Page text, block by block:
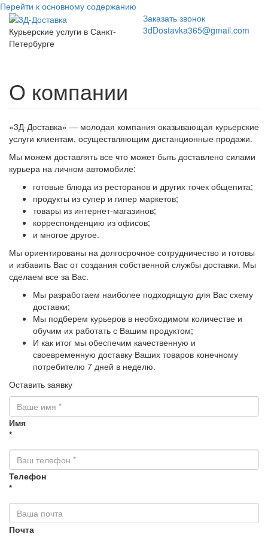
Перейти к основному содержанию
Курьерские услуги в Санкт-
Петербурге
Заказать звонок
3dDostavka365@gmail.com
О компании
«3Д-Доставка» — молодая компания оказывающая курьерские
услуги клиентам, осуществляющим дистанционные продажи.
Мы можем доставлять все что может быть доставлено силами
курьера на личном автомобиле:
готовые блюда из ресторанов и других точек общепита;
продукты из супер и гипер маркетов;
товары из интернет-магазинов;
корреспонденцию из офисов;
и многое другое.
Мы ориентированы на долгосрочное сотрудничество и готовы
и избавить Вас от создания собственной службы доставки. Мы
сделаем все за Вас.
Мы разработаем наиболее подходящую для Вас схему
доставки;
Мы подберем курьеров в необходимом количестве и
обучим их работать с Вашим продуктом;
И как итог мы обеспечим качественную и
своевременную доставку Ваших товаров конечному
потребителю 7 дней в неделю.
Оставить заявку
Имя
*
Телефон
*
Почта